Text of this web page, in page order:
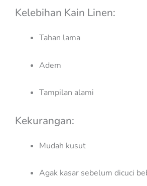
Kelebihan Kain Linen:
Tahan lama
Adem
Tampilan alami
Kekurangan:
Mudah kusut
Agak kasar sebelum dicuci